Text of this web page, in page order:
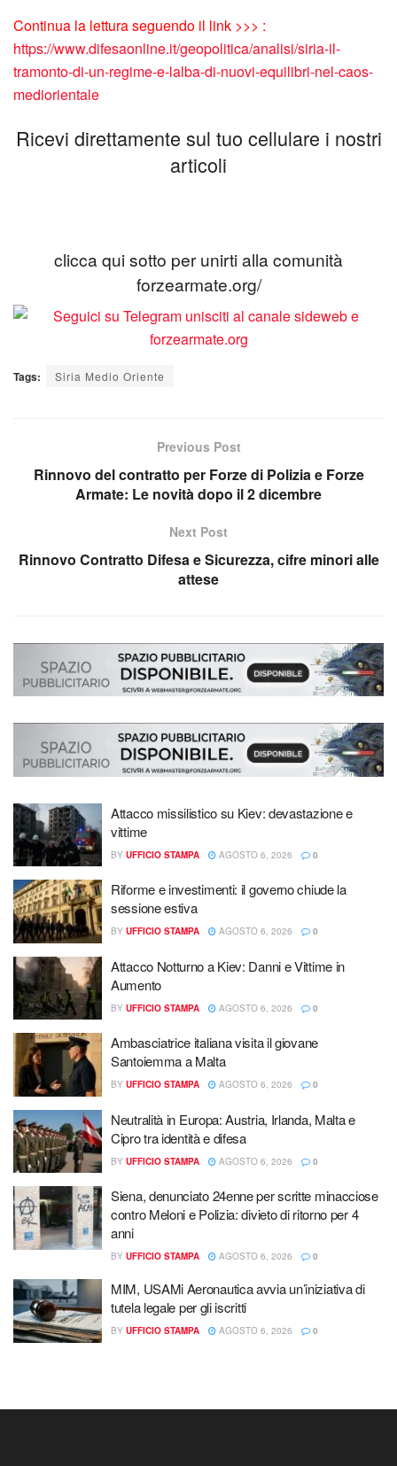
Continua la lettura seguendo il link >>> :
https://www.difesaonline.it/geopolitica/analisi/siria-il-
tramonto-di-un-regime-e-lalba-di-nuovi-equilibri-nel-caos-
mediorientale
Ricevi direttamente sul tuo cellulare i nostri
articoli
clicca qui sotto per unirti alla comunità
forzearmate.org/
Tags: Siria Medio Oriente
Previous Post
Rinnovo del contratto per Forze di Polizia e Forze
Armate: Le novità dopo il 2 dicembre
Next Post
Rinnovo Contratto Difesa e Sicurezza, cifre minori alle
attese
Attacco missilistico su Kiev: devastazione e
vittime
BY UFFICIO STAMPA AGOSTO 6, 2026 0
Riforme e investimenti: il governo chiude la
sessione estiva
BY UFFICIO STAMPA AGOSTO 6, 2026 0
Attacco Notturno a Kiev: Danni e Vittime in
Aumento
BY UFFICIO STAMPA AGOSTO 6, 2026 0
Ambasciatrice italiana visita il giovane
Santoiemma a Malta
BY UFFICIO STAMPA AGOSTO 6, 2026 0
Neutralità in Europa: Austria, Irlanda, Malta e
Cipro tra identità e difesa
BY UFFICIO STAMPA AGOSTO 6, 2026 0
Siena, denunciato 24enne per scritte minacciose
contro Meloni e Polizia: divieto di ritorno per 4
anni
BY UFFICIO STAMPA AGOSTO 6, 2026 0
MIM, USAMi Aeronautica avvia un’iniziativa di
tutela legale per gli iscritti
BY UFFICIO STAMPA AGOSTO 6, 2026 0